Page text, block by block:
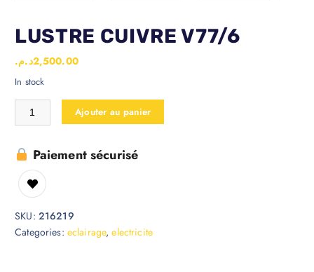
LUSTRE CUIVRE V77/6
2,500.00د.م.
In stock
Ajouter au panier
Paiement sécurisé
SKU: 216219
Categories: eclairage,electricite